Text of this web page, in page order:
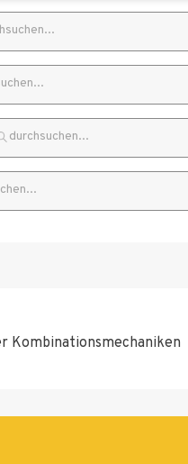
Kombinationsmechaniken